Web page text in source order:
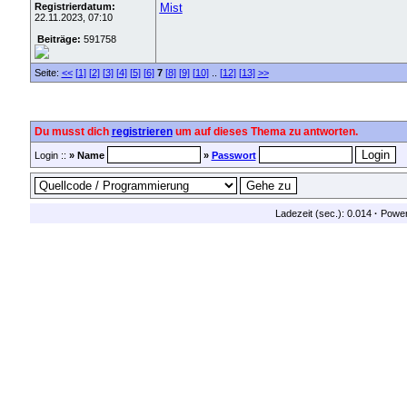
Registrierdatum:
22.11.2023, 07:10
Beiträge: 591758
Mist
Seite: << [1] [2] [3] [4] [5] [6] 7 [8] [9] [10].. [12] [13] >>
Du musst dich registrierenum auf dieses Thema zu antworten.
Login :: » Name » Passwort
Ladezeit (sec.): 0.014 ·